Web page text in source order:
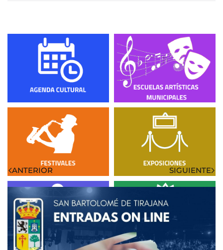
Visto: 2467
ANTERIOR SIGUIENTE